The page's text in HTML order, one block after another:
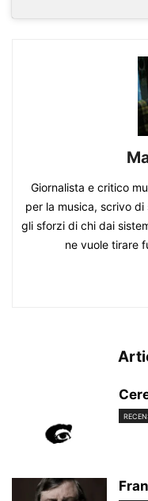
Giornalista e critico
per la musica, scrivo
gli sforzi di chi dai
ne vuole tirare